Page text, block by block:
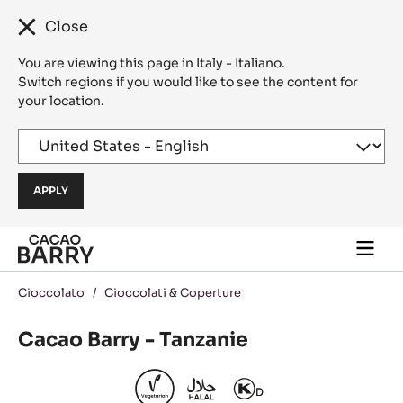
Close
You are viewing this page in Italy - Italiano.
Switch regions if you would like to see the content for
your location.
Skip to main content
main
Cioccolato / Cioccolati & Coperture
Cacao Barry - Tanzanie